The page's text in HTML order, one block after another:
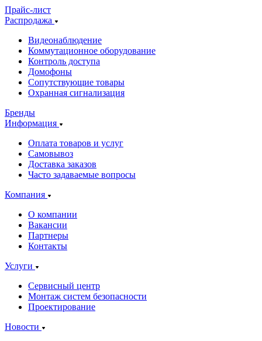
Прайс-лист
Распродажа
Видеонаблюдение
Коммутационное оборудование
Контроль доступа
Домофоны
Сопутствующие товары
Охранная сигнализация
Бренды
Информация
Оплата товаров и услуг
Самовывоз
Доставка заказов
Часто задаваемые вопросы
Компания
О компании
Вакансии
Партнеры
Контакты
Услуги
Сервисный центр
Монтаж систем безопасности
Проектирование
Новости